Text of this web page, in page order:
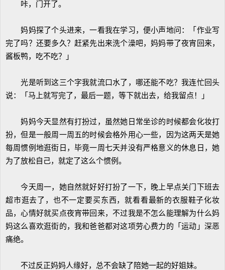
咔，门开了。
妈妈探了个头进来，一看我在学习，便小声地问：「作业写
完了吗？还要多久？赶紧先出来洗个澡吧，妈妈带了夜宵回来，
酱板鸭，吃不吃？」
光是听到这三个字我就流口水了，哪还能不吃？我连忙回头
说：「马上就写完了，最后一题，等下就出去，给我留点！」
妈妈今天显然有打扮过，虽然她日常坐诊的时候都会化妆打
扮，但是一般周一周五的时候会格外用心一些，因为这两天是她
每周惯例地逛街日，毕竟一周七天并没有严格意义的休息日，她
为了放松自己，就定了这么个惯例。
今天周一，她自然就好好打扮了一下，晚上早点关门下班去
超市逛去了，也不一定要买东西，就看看最新的衣服鞋子化妆
品，心情好就买点夜宵带回来，不过我是不怎么能理解为什么妈
妈这么喜欢逛街的，我和爸爸都对这项劳心费力的「运动」深恶
痛绝。
不过反正妈妈人缘好，总不会缺了陪她一起的好姐妹。